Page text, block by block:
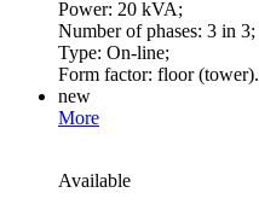
Power: 20 kVA;
Number of phases: 3 in 3;
Type: On-line;
Form factor: floor (tower).
new
More
Available